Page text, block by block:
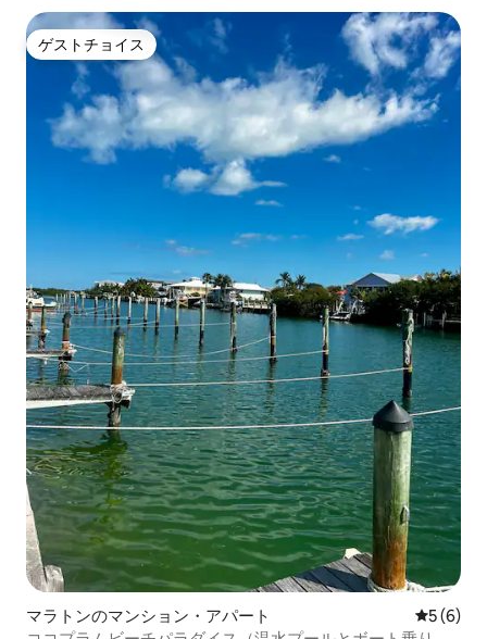
ゲストチョイス
ゲストチョイス
マラトンのマンション・アパート レビュー
5 (6)